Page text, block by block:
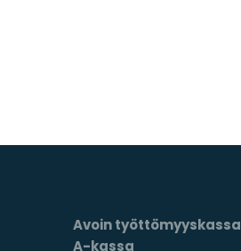
Avoin työttömyyskassa
A-kassa